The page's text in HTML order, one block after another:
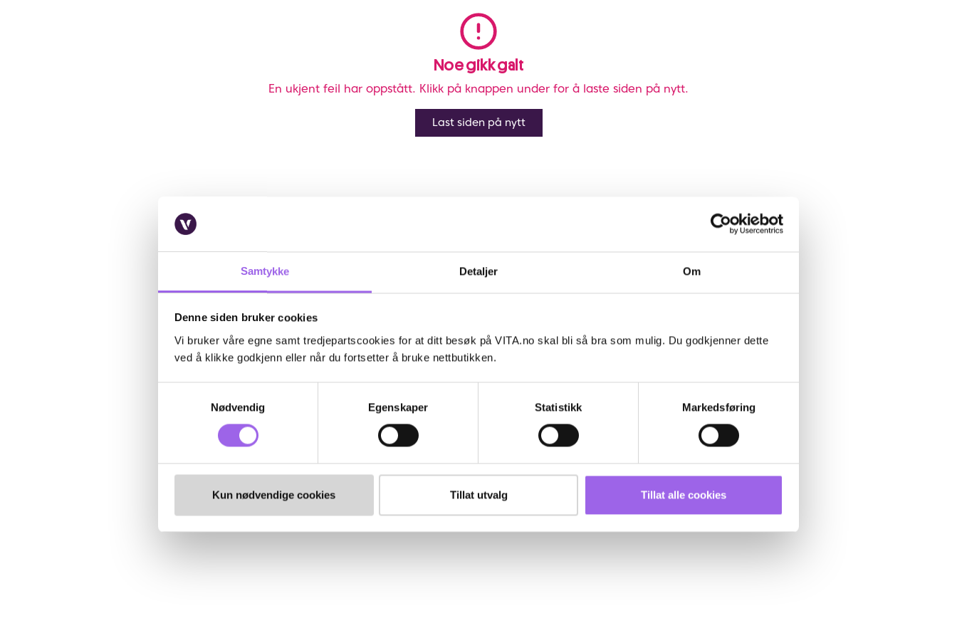
Samtykke Detaljer Om
Denne siden bruker cookies
Vi bruker våre egne samt tredjepartscookies for at ditt besøk på VITA.no skal bli så bra som mulig. Du godkjenner dette
ved å klikke godkjenn eller når du fortsetter å bruke nettbutikken.
Nødvendig
Egenskaper Statistikk Markedsføring
Kun nødvendige cookies Tillat utvalg Tillat alle cookies
Noe gikk galt
En ukjent feil har oppstått. Klikk på knappen under for å laste siden på nytt.
Last siden på nytt